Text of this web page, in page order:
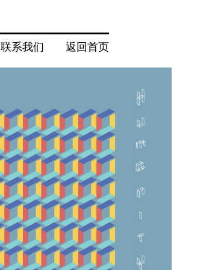
联系我们 返回首页